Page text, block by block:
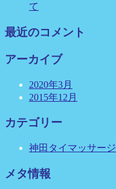
て
最近のコメント
アーカイブ
2020年3月
2015年12月
カテゴリー
神田タイマッサージ
メタ情報